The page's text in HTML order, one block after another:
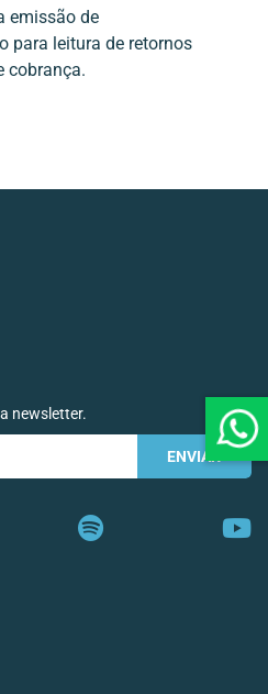
emissão de
para leitura de retornos
cobrança.
newsletter.
ENVIAR